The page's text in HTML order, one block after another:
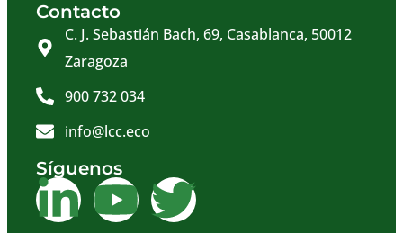
Contacto
C. J. Sebastián Bach, 69, Casablanca, 50012
Zaragoza
900 732 034
info@lcc.eco
Síguenos